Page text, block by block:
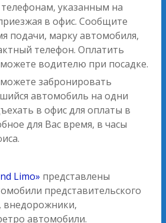
указанным на
в офис. Сообщите
подачи, марку автомобиля,
телефон. Оплатить
водителю при посадке.
забронировать
автомобиль на одни
в офис для оплаты в
для Вас время, в часы
Limo» представлены
представительского
внедорожники,
автомобили.